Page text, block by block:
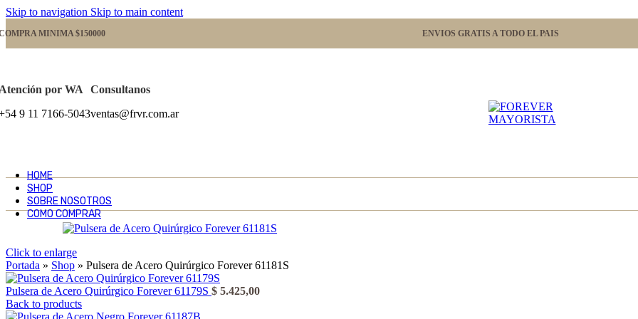
Skip to navigation Skip to main content
MINIMA $150000 ENVIOS GRATIS A TODO EL PAIS
por WA
9 11 7166-5043
Consultanos
ventas@frvr.com.ar
HOME
SHOP
SOBRE NOSOTROS
COMO COMPRAR
Click to enlarge
Portada » Shop » Pulsera de Acero Quirúrgico Forever 61181S
Pulsera de Acero Quirúrgico Forever 61179S $ 5.425,00
Back to products